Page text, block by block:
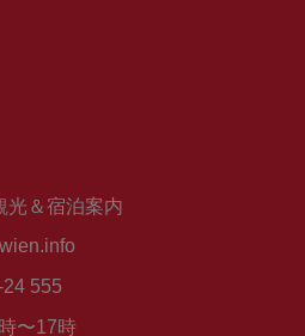
光＆宿泊案内
555
〜17時